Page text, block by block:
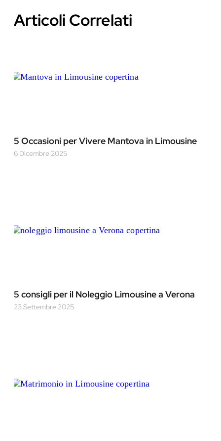
Articoli Correlati
5 Occasioni per Vivere Mantova in Limousine
6 Dicembre 2025
5 consigli per il Noleggio Limousine a Verona
23 Settembre 2025